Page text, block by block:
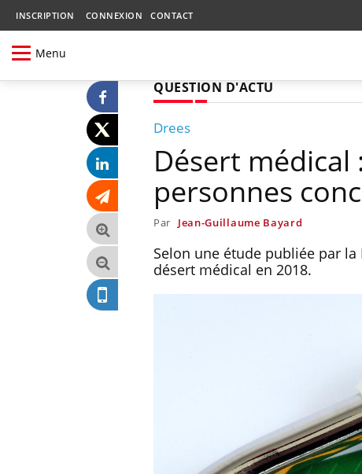
INSCRIPTION CONNEXION CONTACT
Menu
QUESTION D'ACTU
Drees
Désert
personnes
Par Jean-Guillaume Bayard
Selon une étude publiée par
désert médical en 2018.
VIH : la fin du comprimé
tous les jours se profile-t-
elle enfin ?